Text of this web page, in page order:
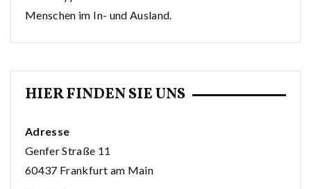
Menschen im In- und Ausland.
HIER FINDEN SIE UNS
Adresse
Genfer Straße 11
60437 Frankfurt am Main